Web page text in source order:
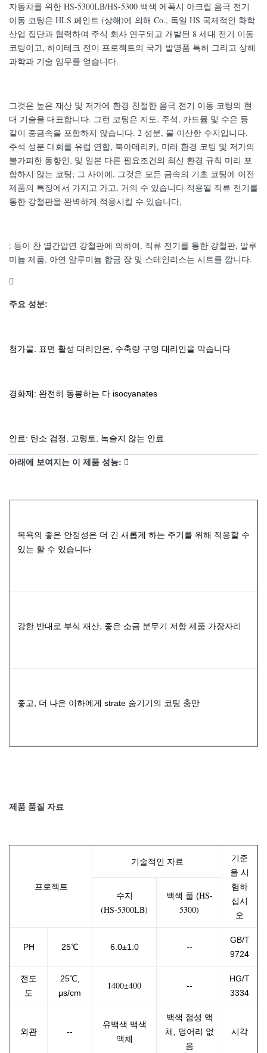
자동차를 위한 HS-5300LB/HS-5300 백색 에폭시 아크릴 음극 전기
이동 코팅은 HLS 페인트 (상해)에 의해 Co., 독일 HS 국제적인 화학
산업 집단과 협력하여 주식 회사 연구되고 개발된 8 세대 전기 이동
코팅이고, 하이테크 전이 프로젝트의 국가 발명품 특허 그리고 상해
과학과 기술 임무를 얻습니다.
그것은 높은 재산 및 저가에 환경 친절한 음극 전기 이동 코팅의 현
대 기술을 대표합니다. 그런 코팅은 지도, 주석, 카드뮴 및 수은 등
같이 중금속을 포함하지 않습니다. 2 성분, 물 이산한 수지입니다.
주석 성분 대회를 유럽 연합, 북아메리카, 미래 환경 코팅 및 저가의
불가피한 동향인, 및 일본 다른 필요조건의 최신 환경 규칙 미리 포
함하지 않는 코팅; 그 사이에, 그것은 모든 금속의 기초 코팅에 이전
제품의 특징에서 가지고 가고, 거의 수 있습니다 적용될 직류 전기를
통한 강철판을 완벽하게 적응시킬 수 있습니다,
: 등이 찬 열간압연 강철판에 의하여, 직류 전기를 통한 강철판, 알루
미늄 제품, 아연 알루미늄 합금 장 및 스테인리스는 시트를 깝니다.

주요 성분:
첨가물: 표면 활성 대리인은, 수축량 구멍 대리인을 막습니다
경화제: 완전히 동봉하는 다 isocyanates
안료: 탄소 검정, 고령토, 녹슬지 않는 안료
아래에 보여지는 이 제품 성능: 
목욕의 좋은 안정성은 더 긴 새롭게 하는 주기를 위해 적응할 수
있는 할 수 있습니다
강한 반대로 부식 재산, 좋은 소금 분무기 저항 제품 가장자리
좋고, 더 나은 이하에게 strate 숨기기의 코팅 충만
제품 품질 자료
프로젝트
기술적인 자료
기준
을 시
험하
십시
오
수지
(HS-5300LB)
백색 풀 (HS-
5300)
PH 25℃ 6.0±1.0 --
GB/T
9724
전도
도
25℃,
μs/cm
1400±400 --
HG/T
3334
외관 --
유백색 백색
액체
백색 점성 액
체, 덩어리 없
음
시각